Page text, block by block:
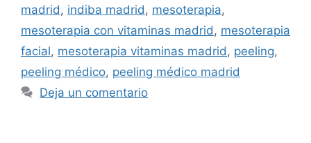
madrid , indiba madrid , mesoterapia,
mesoterapia con vitaminas madrid , mesoterapia
facial, mesoterapia vitaminas madrid , peeling,
peeling médico, peeling médico madrid
Deja un comentario